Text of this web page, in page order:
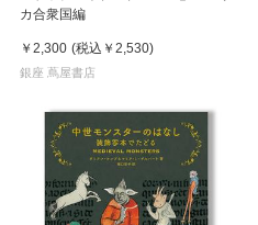
カ合衆国編
￥2,300 (税込 ￥2,530)
銀座 蔦屋書店